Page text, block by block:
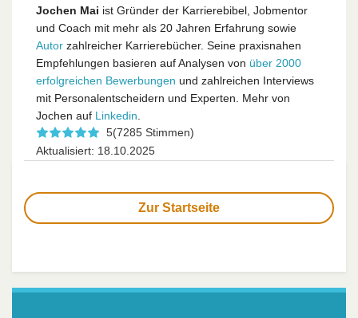
Jochen Mai ist Gründer der Karrierebibel, Jobmentor
und Coach mit mehr als 20 Jahren Erfahrung sowie
Autor zahlreicher Karrierebücher. Seine praxisnahen
Empfehlungen basieren auf Analysen von über 2000
erfolgreichen Bewerbungen und zahlreichen Interviews
mit Personalentscheidern und Experten. Mehr von
Jochen auf Linkedin.
5(7285 Stimmen)
Aktualisiert: 18.10.2025
Zur Startseite